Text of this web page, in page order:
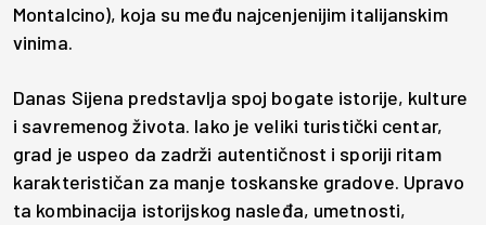
Montalcino), koja su među najcenjenijim italijanskim
vinima.
Danas Sijena predstavlja spoj bogate istorije, kulture
i savremenog života. Iako je veliki turistički centar,
grad je uspeo da zadrži autentičnost i sporiji ritam
karakterističan za manje toskanske gradove. Upravo
ta kombinacija istorijskog nasleđa, umetnosti,